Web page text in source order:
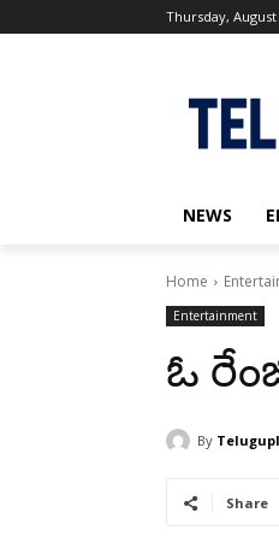
Thursday, August
NEWS
Home
Entertainment
ఓ
By
Share